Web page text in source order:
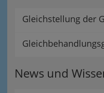
Gleichstellung der
News und